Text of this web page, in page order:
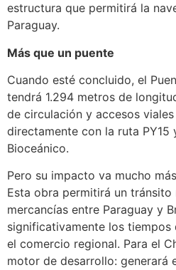
estructura que permitirá la
Paraguay.
Más que un puente
Cuando esté concluido, el
tendrá 1.294 metros de
de circulación y accesos
directamente con la ruta
Bioceánico.
Pero su impacto va mucho
Esta obra permitirá un
mercancías entre Paraguay y
significativamente los
el comercio regional. Para el
motor de desarrollo: generará